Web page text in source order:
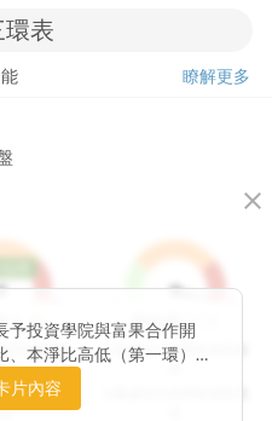
瞭解更多
close
1 分
股利報酬率
股利報酬率
營收環9
分數越高代表營收成長性
高
予投資學院與富果合作開
本淨比高低（第一環）、
及營收成長性（第三環），
三環的表達方式讓投資人可
片內容